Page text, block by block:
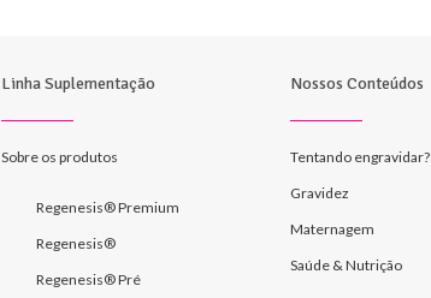
Linha Suplementação
Sobre os produtos
Regenesis® Premium
Regenesis®
Regenesis® Pré
Nossos Conteúdos
Tentando engravidar?
Gravidez
Maternagem
Saúde & Nutrição